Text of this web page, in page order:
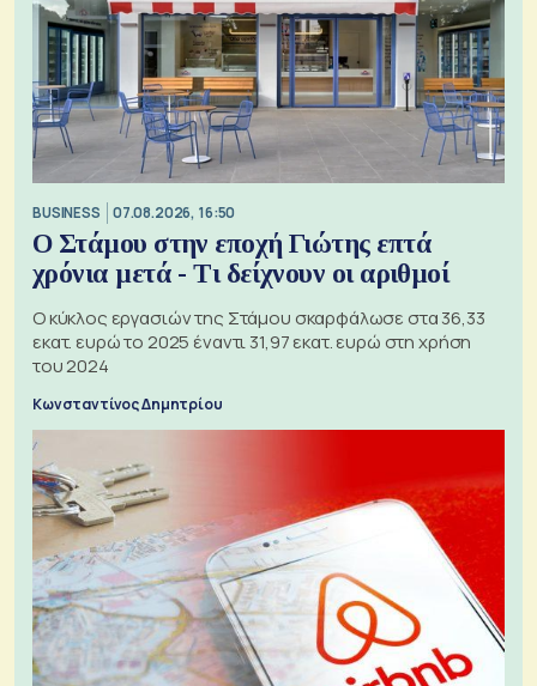
BUSINESS 07.08.2026, 16:50
Ο Στάμου στην εποχή Γιώτης επτά
χρόνια μετά - Τι δείχνουν οι αριθμοί
Ο κύκλος εργασιών της Στάμου σκαρφάλωσε στα 36,33
εκατ. ευρώ το 2025 έναντι 31,97 εκατ. ευρώ στη χρήση
του 2024
Κωνσταντίνος Δημητρίου